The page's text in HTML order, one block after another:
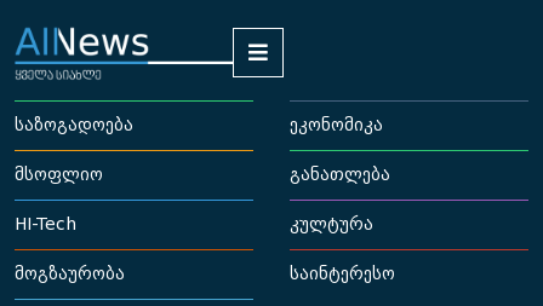
საზოგადოება ეკონომიკა
მსოფლიო განათლება
HI-Tech კულტურა
მოგზაურობა საინტერესო